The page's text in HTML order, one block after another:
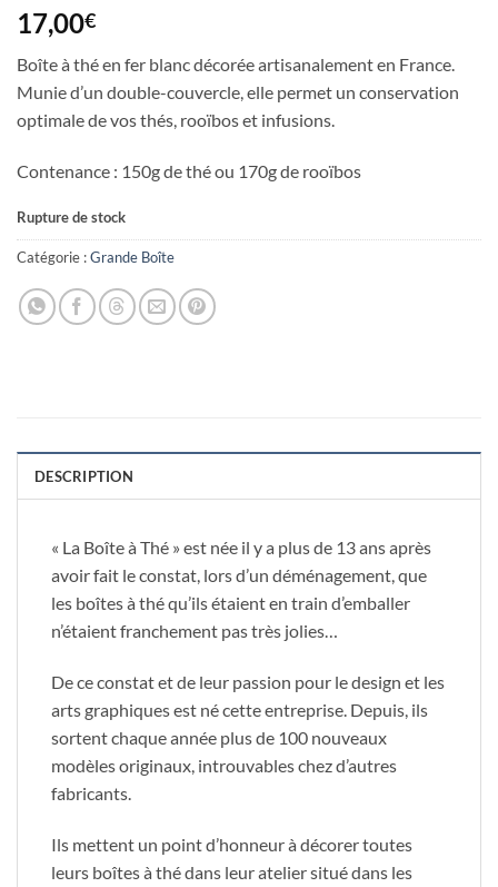
17,00€
Boîte à thé en fer blanc décorée artisanalement en France.
Munie d’un double-couvercle, elle permet un conservation
optimale de vos thés, rooïbos et infusions.
Contenance : 150g de thé ou 170g de rooïbos
Rupture de stock
Catégorie :Grande Boîte
DESCRIPTION
« La Boîte à Thé » est née il y a plus de 13 ans après
avoir fait le constat, lors d’un déménagement, que
les boîtes à thé qu’ils étaient en train d’emballer
n’étaient franchement pas très jolies…
De ce constat et de leur passion pour le design et les
arts graphiques est né cette entreprise. Depuis, ils
sortent chaque année plus de 100 nouveaux
modèles originaux, introuvables chez d’autres
fabricants.
Ils mettent un point d’honneur à décorer toutes
leurs boîtes à thé dans leur atelier situé dans les